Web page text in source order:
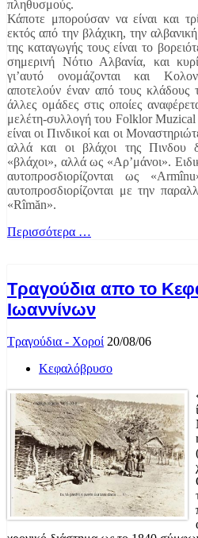
πληθυσμούς.
Κάποτε μπορούσαν να είναι και
εκτός από την βλάχικη, την
της καταγωγής τους είναι το
σημερινή Νότιο Αλβανία, και
γι’αυτό ονομάζονται και
αποτελούν έναν από τους
άλλες ομάδες στις οποίες
μελέτη-συλλογή του Folklor
είναι οι Πινδικοί και οι
αλλά και οι βλάχοι της Πινδου
«βλάχοι», αλλά ως «Αρ’μάνοι».
αυτοπροσδιορίζονται ως
αυτοπροσδιορίζονται με την
«Rîmăn».
Περισσότερα …
Τραγούδια απο το
Ιωαννίνων
Τραγούδια - Χοροί 20/08/06
Κεφαλόβρυσο